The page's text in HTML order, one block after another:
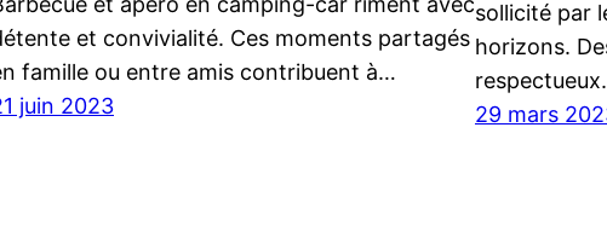
et convivialité. Ces moments partagés
famille ou entre amis contribuent à…
juin 2023
sollicité par
horizons.
29 mars